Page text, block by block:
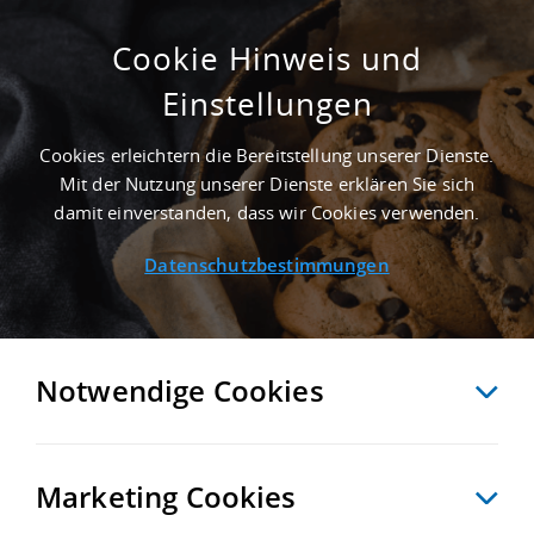
ERSTBEZUG - 10.000 M² GEWERBEHALLE IN
LANDSBERG NAHE FLUGHAFEN
LEIPZIG/HALLE - LANDKREIS SAALEKREIS
Startseite/ Immobiliensuche/ Detailansicht
ZURÜCK MERKEN VERGLEICHEN EXPORT PDF
Cookie Hinweis und
Einstellungen
Cookies erleichtern die Bereitstellung unserer Dienste.
Mit der Nutzung unserer Dienste erklären Sie sich
damit einverstanden, dass wir Cookies verwenden.
Datenschutzbestimmungen
Notwendige Cookies
Marketing Cookies